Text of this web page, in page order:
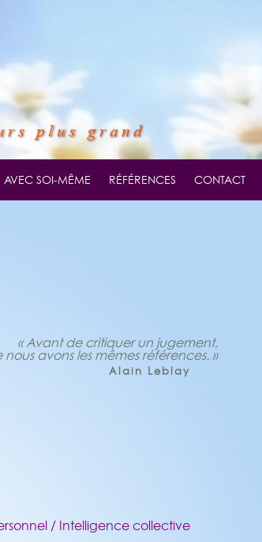
plus grand
AVEC SOI-MÊME RÉFÉRENCES CONTACT
« Avant de critiquer un jugement,
nous avons les mêmes références. »
Alain Leblay
/ Intelligence collective